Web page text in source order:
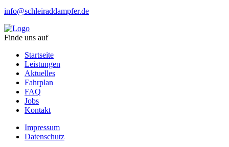
info@schleiraddampfer.de
Finde uns auf
Startseite
Leistungen
Aktuelles
Fahrplan
FAQ
Jobs
Kontakt
Impressum
Datenschutz